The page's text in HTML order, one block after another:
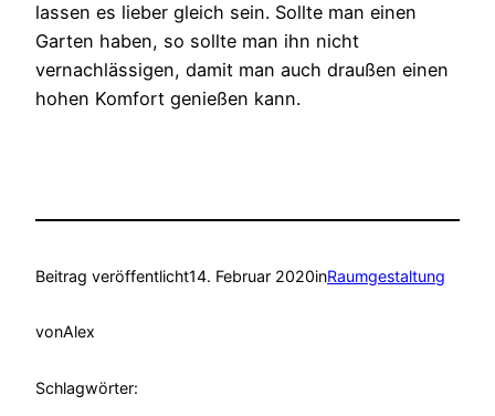
lassen es lieber gleich sein. Sollte man einen
Garten haben, so sollte man ihn nicht
vernachlässigen, damit man auch draußen einen
hohen Komfort genießen kann.
Beitrag veröffentlicht14. Februar 2020inRaumgestaltung
vonAlex
Schlagwörter: